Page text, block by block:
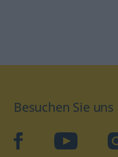
Besuchen Sie uns
facebookYouTube